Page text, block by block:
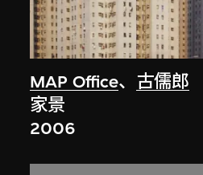
MAP Office、 古儒郎
家景
2006